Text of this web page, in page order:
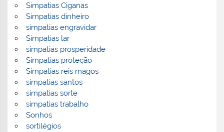
Simpatias Ciganas
Simpatias dinheiro
simpatias engravidar
Simpatias lar
simpatias prosperidade
Simpatias proteção
Simpatias reis magos
simpatias santos
simpatias sorte
simpatias trabalho
Sonhos
sortilégios